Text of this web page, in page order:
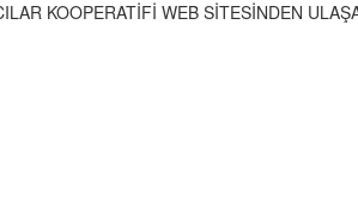
KOOPERATİFİ WEB SİTESİNDEN